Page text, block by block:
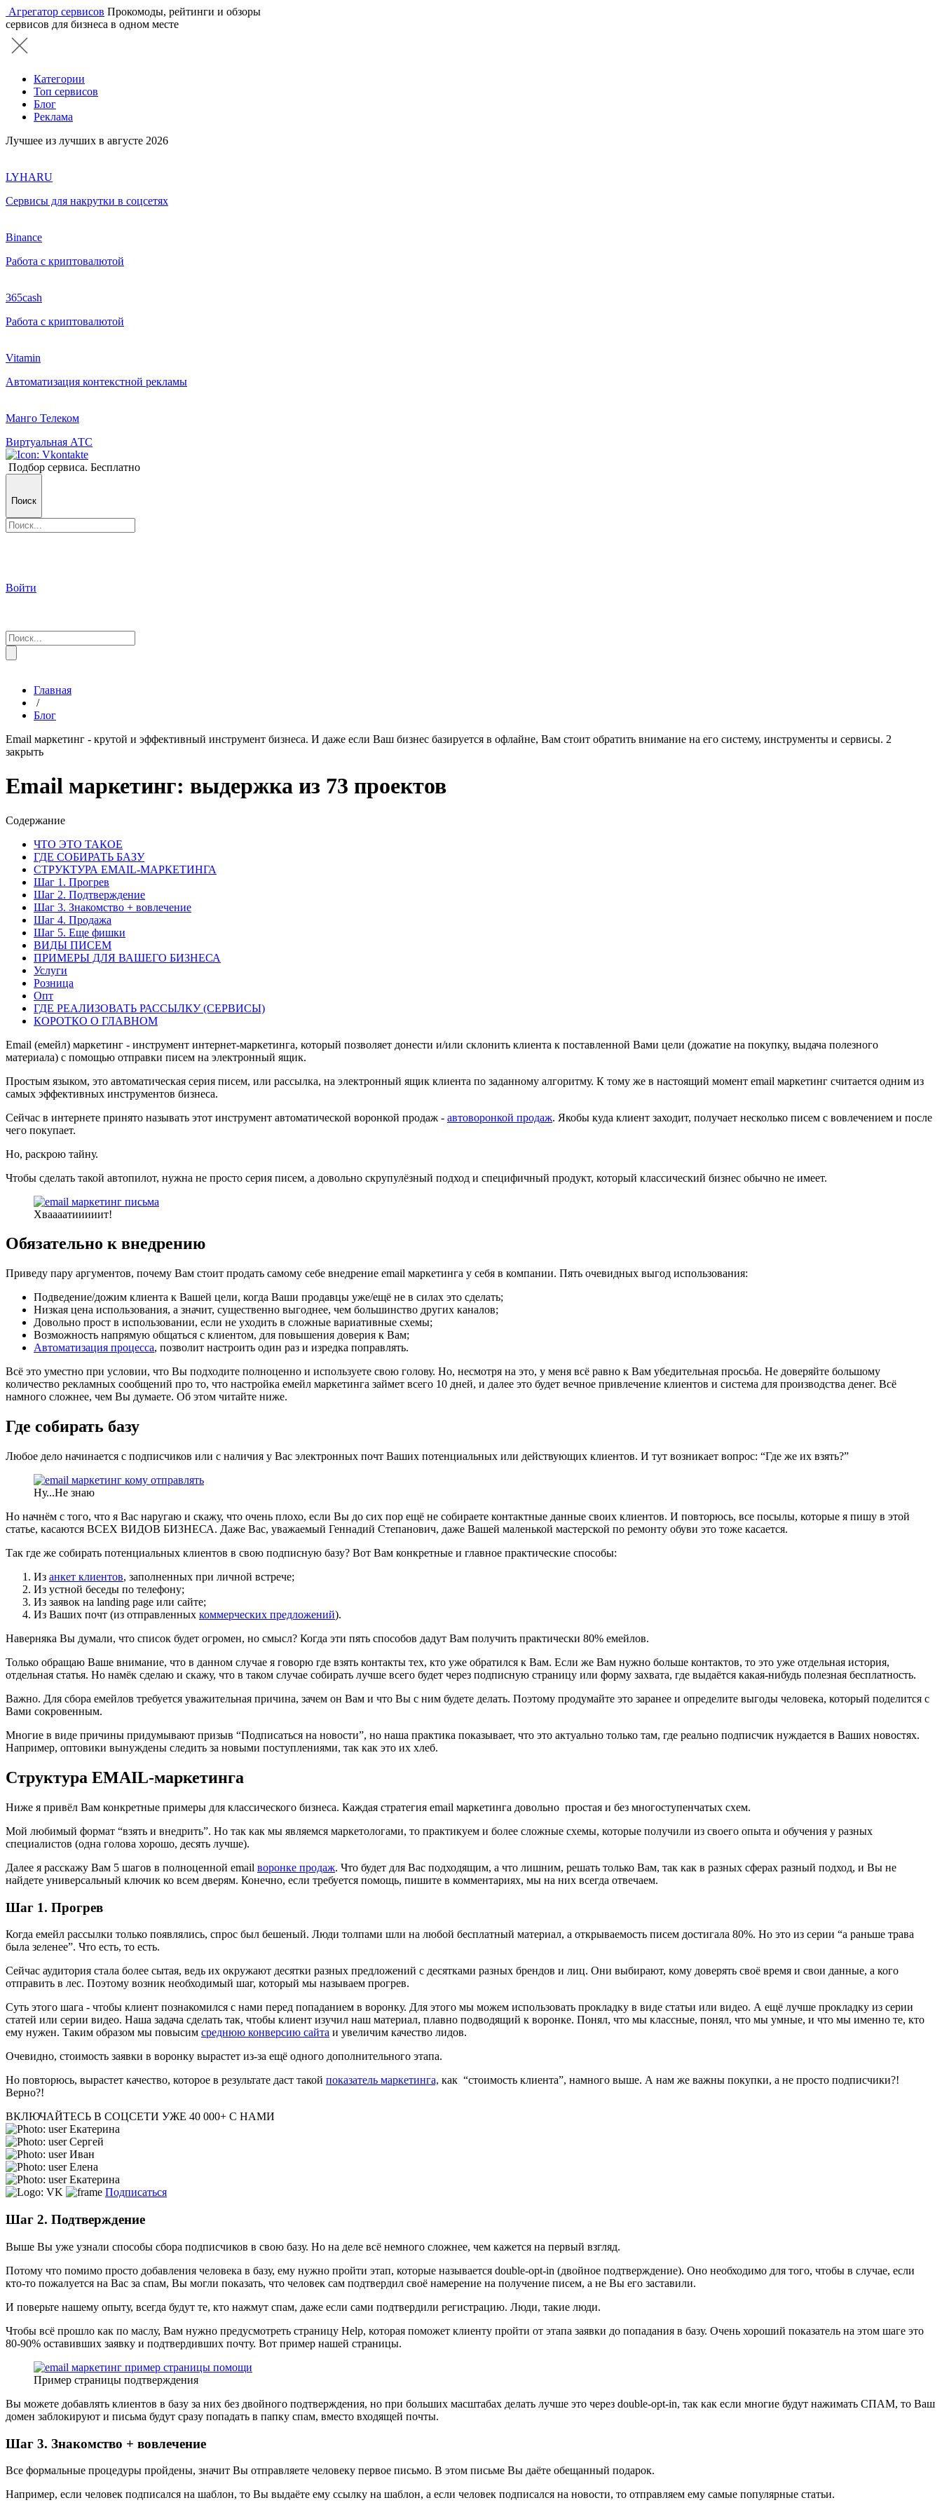
Агрегатор сервисов Прокомоды, рейтинги и обзоры
сервисов для бизнеса в одном месте
Категории
Топ сервисов
Блог
Реклама
Лучшее из лучших в августе 2026
LYHARU
Сервисы для накрутки в соцсетях
Binance
Работа с криптовалютой
365cash
Работа с криптовалютой
Vitamin
Автоматизация контекстной рекламы
Манго Телеком
Виртуальная АТС
Подбор сервиса. Бесплатно
Поиск
Войти
Главная
/
Блог
Email маркетинг - крутой и эффективный инструмент бизнеса. И даже если Ваш бизнес базируется в офлайне, Вам стоит обратить внимание на его систему, инструменты и сервисы. 2
закрыть
Email маркетинг: выдержка из 73 проектов
Содержание
ЧТО ЭТО ТАКОЕ
ГДЕ СОБИРАТЬ БАЗУ
СТРУКТУРА EMAIL-МАРКЕТИНГА
Шаг 1. Прогрев
Шаг 2. Подтверждение
Шаг 3. Знакомство + вовлечение
Шаг 4. Продажа
Шаг 5. Еще фишки
ВИДЫ ПИСЕМ
ПРИМЕРЫ ДЛЯ ВАШЕГО БИЗНЕСА
Услуги
Розница
Опт
ГДЕ РЕАЛИЗОВАТЬ РАССЫЛКУ (СЕРВИСЫ)
КОРОТКО О ГЛАВНОМ
Email (емейл) маркетинг - инструмент интернет-маркетинга, который позволяет донести и/или склонить клиента к поставленной Вами цели (дожатие на покупку, выдача полезного
материала) с помощью отправки писем на электронный ящик.
Простым языком, это автоматическая серия писем, или рассылка, на электронный ящик клиента по заданному алгоритму. К тому же в настоящий момент email маркетинг считается одним из
самых эффективных инструментов бизнеса.
Сейчас в интернете принято называть этот инструмент автоматической воронкой продаж - автоворонкой продаж. Якобы куда клиент заходит, получает несколько писем с вовлечением и после
чего покупает.
Но, раскрою тайну.
Чтобы сделать такой автопилот, нужна не просто серия писем, а довольно скрупулёзный подход и специфичный продукт, который классический бизнес обычно не имеет.
Хваааатииииит!
Обязательно к внедрению
Приведу пару аргументов, почему Вам стоит продать самому себе внедрение email маркетинга у себя в компании. Пять очевидных выгод использования:
Подведение/дожим клиента к Вашей цели, когда Ваши продавцы уже/ещё не в силах это сделать;
Низкая цена использования, а значит, существенно выгоднее, чем большинство других каналов;
Довольно прост в использовании, если не уходить в сложные вариативные схемы;
Возможность напрямую общаться с клиентом, для повышения доверия к Вам;
Автоматизация процесса, позволит настроить один раз и изредка поправлять.
Всё это уместно при условии, что Вы подходите полноценно и используете свою голову. Но, несмотря на это, у меня всё равно к Вам убедительная просьба. Не доверяйте большому
количество рекламных сообщений про то, что настройка емейл маркетинга займет всего 10 дней, и далее это будет вечное привлечение клиентов и система для производства денег. Всё
намного сложнее, чем Вы думаете. Об этом читайте ниже.
Где собирать базу
Любое дело начинается с подписчиков или с наличия у Вас электронных почт Ваших потенциальных или действующих клиентов. И тут возникает вопрос: “Где же их взять?”
Ну...Не знаю
Но начнём с того, что я Вас наругаю и скажу, что очень плохо, если Вы до сих пор ещё не собираете контактные данные своих клиентов. И повторюсь, все посылы, которые я пишу в этой
статье, касаются ВСЕХ ВИДОВ БИЗНЕСА. Даже Вас, уважаемый Геннадий Степанович, даже Вашей маленькой мастерской по ремонту обуви это тоже касается.
Так где же собирать потенциальных клиентов в свою подписную базу? Вот Вам конкретные и главное практические способы:
Из анкет клиентов, заполненных при личной встрече;
Из устной беседы по телефону;
Из заявок на landing page или сайте;
Из Ваших почт (из отправленных коммерческих предложений).
Наверняка Вы думали, что список будет огромен, но смысл? Когда эти пять способов дадут Вам получить практически 80% емейлов.
Только обращаю Ваше внимание, что в данном случае я говорю где взять контакты тех, кто уже обратился к Вам. Если же Вам нужно больше контактов, то это уже отдельная история,
отдельная статья. Но намёк сделаю и скажу, что в таком случае собирать лучше всего будет через подписную страницу или форму захвата, где выдаётся какая-нибудь полезная бесплатность.
Важно. Для сбора емейлов требуется уважительная причина, зачем он Вам и что Вы с ним будете делать. Поэтому продумайте это заранее и определите выгоды человека, который поделится с
Вами сокровенным.
Многие в виде причины придумывают призыв “Подписаться на новости”, но наша практика показывает, что это актуально только там, где реально подписчик нуждается в Ваших новостях.
Например, оптовики вынуждены следить за новыми поступлениями, так как это их хлеб.
Структура EMAIL-маркетинга
Ниже я привёл Вам конкретные примеры для классического бизнеса. Каждая стратегия email маркетинга довольно простая и без многоступенчатых схем.
Мой любимый формат “взять и внедрить”. Но так как мы являемся маркетологами, то практикуем и более сложные схемы, которые получили из своего опыта и обучения у разных
специалистов (одна голова хорошо, десять лучше).
Далее я расскажу Вам 5 шагов в полноценной email воронке продаж. Что будет для Вас подходящим, а что лишним, решать только Вам, так как в разных сферах разный подход, и Вы не
найдете универсальный ключик ко всем дверям. Конечно, если требуется помощь, пишите в комментариях, мы на них всегда отвечаем.
Шаг 1. Прогрев
Когда емейл рассылки только появлялись, спрос был бешеный. Люди толпами шли на любой бесплатный материал, а открываемость писем достигала 80%. Но это из серии “а раньше трава
была зеленее”. Что есть, то есть.
Сейчас аудитория стала более сытая, ведь их окружают десятки разных предложений с десятками разных брендов и лиц. Они выбирают, кому доверять своё время и свои данные, а кого
отправить в лес. Поэтому возник необходимый шаг, который мы называем прогрев.
Суть этого шага - чтобы клиент познакомился с нами перед попаданием в воронку. Для этого мы можем использовать прокладку в виде статьи или видео. А ещё лучше прокладку из серии
статей или серии видео. Наша задача сделать так, чтобы клиент изучил наш материал, плавно подводящий к воронке. Понял, что мы классные, понял, что мы умные, и что мы именно те, кто
ему нужен. Таким образом мы повысим среднюю конверсию сайта и увеличим качество лидов.
Очевидно, стоимость заявки в воронку вырастет из-за ещё одного дополнительного этапа.
Но повторюсь, вырастет качество, которое в результате даст такой показатель маркетинга, как “стоимость клиента”, намного выше. А нам же важны покупки, а не просто подписчики?!
Верно?!
ВКЛЮЧАЙТЕСЬ В СОЦСЕТИ УЖЕ 40 000+ С НАМИ
Екатерина
Сергей
Иван
Елена
Екатерина
Подписаться
Шаг 2. Подтверждение
Выше Вы уже узнали способы сбора подписчиков в свою базу. Но на деле всё немного сложнее, чем кажется на первый взгляд.
Потому что помимо просто добавления человека в базу, ему нужно пройти этап, которые называется double-opt-in (двойное подтверждение). Оно необходимо для того, чтобы в случае, если
кто-то пожалуется на Вас за спам, Вы могли показать, что человек сам подтвердил своё намерение на получение писем, а не Вы его заставили.
И поверьте нашему опыту, всегда будут те, кто нажмут спам, даже если сами подтвердили регистрацию. Люди, такие люди.
Чтобы всё прошло как по маслу, Вам нужно предусмотреть страницу Help, которая поможет клиенту пройти от этапа заявки до попадания в базу. Очень хороший показатель на этом шаге это
80-90% оставивших заявку и подтвердивших почту. Вот пример нашей страницы.
Пример страницы подтверждения
Вы можете добавлять клиентов в базу за них без двойного подтверждения, но при больших масштабах делать лучше это через double-opt-in, так как если многие будут нажимать СПАМ, то Ваш
домен заблокируют и письма будут сразу попадать в папку спам, вместо входящей почты.
Шаг 3. Знакомство + вовлечение
Все формальные процедуры пройдены, значит Вы отправляете человеку первое письмо. В этом письме Вы даёте обещанный подарок.
Например, если человек подписался на шаблон, то Вы выдаёте ему ссылку на шаблон, а если человек подписался на новости, то отправляем ему самые популярные статьи.